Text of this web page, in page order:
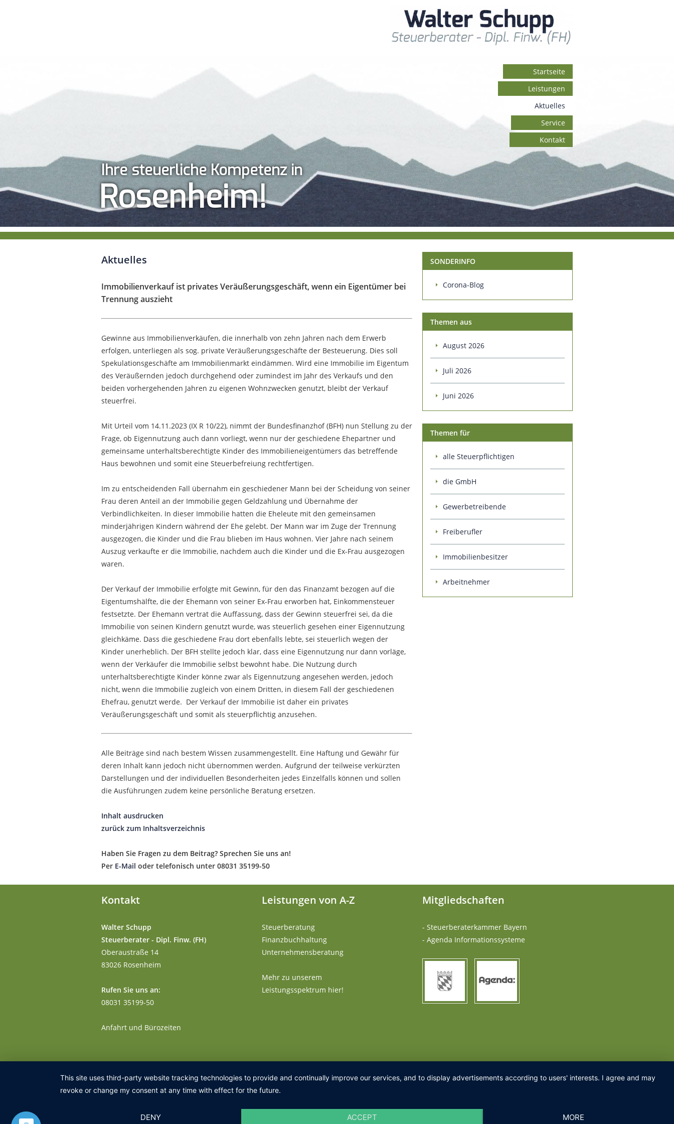
Ihre steuerliche Kompetenz in
Rosenheim!
Startseite
Leistungen
Aktuelles
Service
Kontakt
Aktuelles
Immobilienverkauf ist privates Veräußerungsgeschäft, wenn ein Eigentümer bei
Trennung auszieht
Gewinne aus Immobilienverkäufen, die innerhalb von zehn Jahren nach dem Erwerb
erfolgen, unterliegen als sog. private Veräußerungsgeschäfte der Besteuerung. Dies soll
Spekulationsgeschäfte am Immobilienmarkt eindämmen. Wird eine Immobilie im Eigentum
des Veräußernden jedoch durchgehend oder zumindest im Jahr des Verkaufs und den
beiden vorhergehenden Jahren zu eigenen Wohnzwecken genutzt, bleibt der Verkauf
steuerfrei.
Mit Urteil vom 14.11.2023 (IX R 10/22), nimmt der Bundesfinanzhof (BFH) nun Stellung zu der
Frage, ob Eigennutzung auch dann vorliegt, wenn nur der geschiedene Ehepartner und
gemeinsame unterhaltsberechtigte Kinder des Immobilieneigentümers das betreffende
Haus bewohnen und somit eine Steuerbefreiung rechtfertigen.
Im zu entscheidenden Fall übernahm ein geschiedener Mann bei der Scheidung von seiner
Frau deren Anteil an der Immobilie gegen Geldzahlung und Übernahme der
Verbindlichkeiten. In dieser Immobilie hatten die Eheleute mit den gemeinsamen
minderjährigen Kindern während der Ehe gelebt. Der Mann war im Zuge der Trennung
ausgezogen, die Kinder und die Frau blieben im Haus wohnen. Vier Jahre nach seinem
Auszug verkaufte er die Immobilie, nachdem auch die Kinder und die Ex-Frau ausgezogen
waren.
Der Verkauf der Immobilie erfolgte mit Gewinn, für den das Finanzamt bezogen auf die
Eigentumshälfte, die der Ehemann von seiner Ex-Frau erworben hat, Einkommensteuer
festsetzte. Der Ehemann vertrat die Auffassung, dass der Gewinn steuerfrei sei, da die
Immobilie von seinen Kindern genutzt wurde, was steuerlich gesehen einer Eigennutzung
gleichkäme. Dass die geschiedene Frau dort ebenfalls lebte, sei steuerlich wegen der
Kinder unerheblich. Der BFH stellte jedoch klar, dass eine Eigennutzung nur dann vorläge,
wenn der Verkäufer die Immobilie selbst bewohnt habe. Die Nutzung durch
unterhaltsberechtigte Kinder könne zwar als Eigennutzung angesehen werden, jedoch
nicht, wenn die Immobilie zugleich von einem Dritten, in diesem Fall der geschiedenen
Ehefrau, genutzt werde. Der Verkauf der Immobilie ist daher ein privates
Veräußerungsgeschäft und somit als steuerpflichtig anzusehen.
Alle Beiträge sind nach bestem Wissen zusammengestellt. Eine Haftung und Gewähr für
deren Inhalt kann jedoch nicht übernommen werden. Aufgrund der teilweise verkürzten
Darstellungen und der individuellen Besonderheiten jedes Einzelfalls können und sollen
die Ausführungen zudem keine persönliche Beratung ersetzen.
Inhalt ausdrucken
zurück zum Inhaltsverzeichnis
Haben Sie Fragen zu dem Beitrag? Sprechen Sie uns an!
Per E-Mail oder telefonisch unter 08031 35199-50
SONDERINFO
Corona-Blog
Themen aus
August 2026
Juli 2026
Juni 2026
Themen für
alle Steuerpflichtigen
die GmbH
Gewerbetreibende
Freiberufler
Immobilienbesitzer
Arbeitnehmer
Kontakt
Walter Schupp
Steuerberater - Dipl. Finw. (FH)
Oberaustraße 14
83026 Rosenheim
Rufen Sie uns an:
08031 35199-50
Anfahrt und Bürozeiten
Leistungen von A-Z
Steuerberatung
Finanzbuchhaltung
Unternehmensberatung
Mehr zu unserem
Leistungsspektrum hier!
Mitgliedschaften
- Steuerberaterkammer Bayern
- Agenda Informationssysteme
This site uses third-party website tracking technologies to provide and continually improve our services, and to display advertisements according to users' interests. I agree and may
revoke or change my consent at any time with effect for the future.
DENY ACCEPT MORE